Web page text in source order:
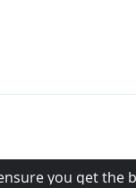
you get the